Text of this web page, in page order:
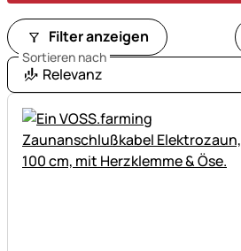
Filter anzeigen
Sortieren nach
Relevanz